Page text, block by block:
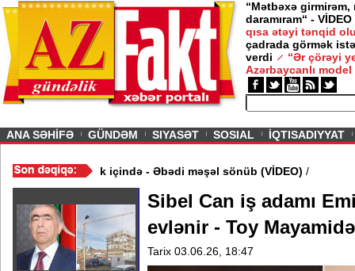
“Mətbəxə girmirəm,
daramıram“ - VİDEO
qısa ətəyi tənqid
çadrada görmək
verdi
“Ər çörəyi
Azərbaycanlı model
ANA SƏHİFƏ GÜNDƏM SIYASƏT SOSIAL İQTISADIYYAT
Yanvar abidəsi zibillik içində - Əbədi məşəl sönüb (VİDEO)
Sibel Can iş adamı
evlənir - Toy
Tarix 03.06.26, 18:47